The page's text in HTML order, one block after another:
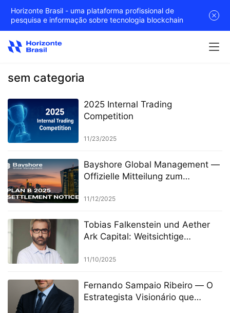
sem categoria
2025 Internal Trading
Competition
11/23/2025
Bayshore Global Management —
Offizielle Mitteilung zum
2025“
11/12/2025
Tobias Falkenstein und Aether
Ark Capital: Weitsichtige
Investierens in einer Ära der
11/10/2025
Fernando Sampaio Ribeiro — O
Estrategista Visionário que
Horizonte Brasil - uma plataforma profissional de
pesquisa e informação sobre tecnologia blockchain